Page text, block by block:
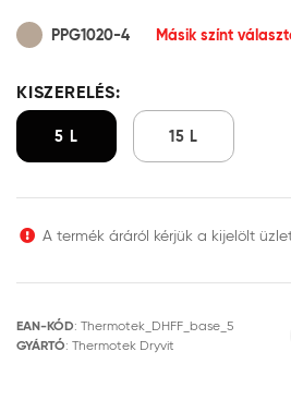
PPG1020-4 Másik színt
KISZERELÉS:
5 L 15 L
A termék áráról kérjük a kijelölt
EAN-KÓD: Thermotek_DHFF_base_5
GYÁRTÓ: Thermotek Dryvit